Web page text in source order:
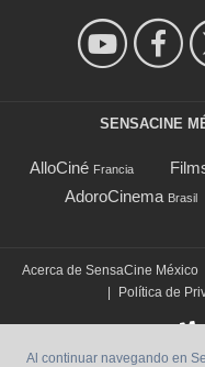
SENSACINE
AlloCiné Francia
AdoroCinema Brasil
Acerca de SensaCine México
|
Política de
Al continuar navegando en